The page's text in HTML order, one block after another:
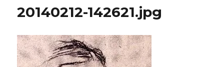
20140212-142621.jpg